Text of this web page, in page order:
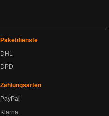
Paketdienste
DHL
DPD
Zahlungsarten
PayPal
Klarna